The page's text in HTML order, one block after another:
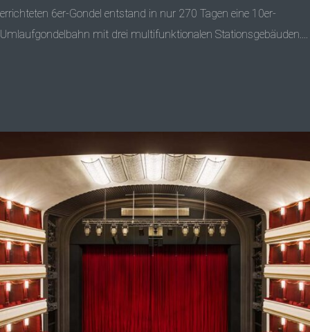
errichteten 6er-Gondel entstand in nur 270 Tagen eine 10er-
Umlaufgondelbahn mit drei multifunktionalen Stationsgebäuden....